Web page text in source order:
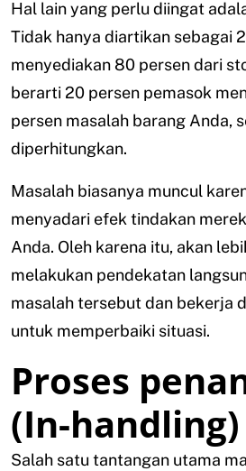
Hal lain yang perlu diingat
Tidak hanya diartikan sebagai
menyediakan 80 persen dari
berarti 20 persen pemasok
persen masalah barang Anda,
diperhitungkan.
Masalah biasanya muncul
menyadari efek tindakan
Anda. Oleh karena itu, akan
melakukan pendekatan
masalah tersebut dan bekerja
untuk memperbaiki situasi.
Proses
(In-handling)
Salah satu tantangan utama